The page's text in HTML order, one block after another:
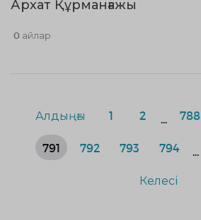
Архат Құрманғажы
0 айлар
Алдыңғы 1 2 788
791 792 793 794
Келесі